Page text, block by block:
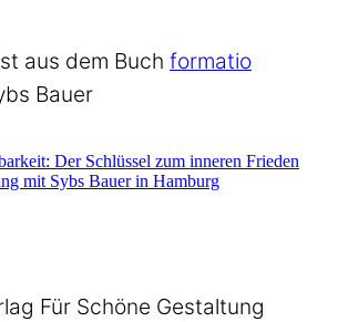
aus dem Buch formatio
Bauer
Der Schlüssel zum inneren Frieden
mit Sybs Bauer in Hamburg
Für Schöne Gestaltung